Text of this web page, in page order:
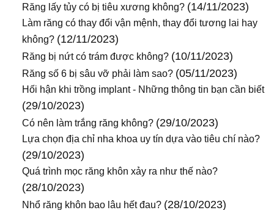
Răng lấy tủy có bị tiêu xương không? (14/11/2023)
Làm răng có thay đổi vận mệnh, thay đổi tương lai hay
không? (12/11/2023)
Răng bị nứt có trám được không? (10/11/2023)
Răng số 6 bị sâu vỡ phải làm sao? (05/11/2023)
Hối hận khi trồng implant - Những thông tin bạn cần biết
(29/10/2023)
Có nên làm trắng răng không? (29/10/2023)
Lựa chọn địa chỉ nha khoa uy tín dựa vào tiêu chí nào?
(29/10/2023)
Quá trình mọc răng khôn xảy ra như thế nào?
(28/10/2023)
Nhổ răng khôn bao lâu hết đau? (28/10/2023)